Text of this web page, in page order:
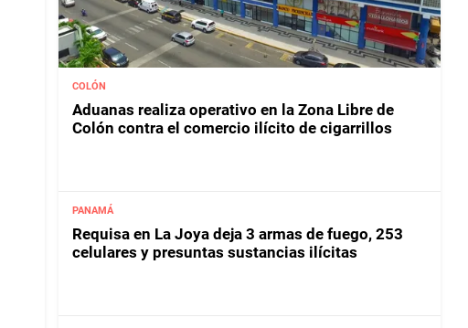
COLÓN
Aduanas realiza operativo en la Zona Libre de
Colón contra el comercio ilícito de cigarrillos
PANAMÁ
Requisa en La Joya deja 3 armas de fuego, 253
celulares y presuntas sustancias ilícitas